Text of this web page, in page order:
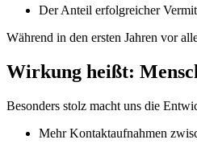
Der Anteil erfolgreicher
Während in den ersten Jahren vor
Wirkung heißt:
Besonders stolz macht uns die
Mehr Kontaktaufnahmen